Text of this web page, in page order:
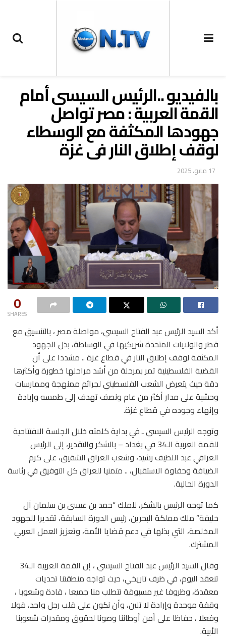
بالفيديو ..الرئيس السيسى أمام
القمة العربية : مصر تواصل
جهودها المكثفة مع الوسطاء
لوقف إطلاق النار فى غزة
17 مايو، 2025
0
SHARES
أكد السيد الرئيس عبد الفتاح السيسي، مواصلة مصر ، بالتنسيق مع
قطر والولايات المتحدة شريكيها في الوساطة، بذل الجهود
المكثفة لوقف إطلاق النار في قطاع غزة .. مشددا على أن
القضية الفلسطينية تمر بمرحلة من أشد مراحلها خطورة وأكثرها
دقة حيث يتعرض الشعب الفلسطيني لجرائم ممنهجة وممارسات
وحشية على مدار أكثر من عام ونصف تهدف إلى طمسه وإبادة
وإنهاء وجوده في قطاع غزة.
وتوجه الرئيس السيسي ـ في بداية كلمته خلال الجلسة الافتتاحية
للقمة العربية الـ34 في بغداد – بالشكر والتقدير، إلى الرئيس
العراقي عبد اللطيف رشيد، وشعب العراق الشقيق، على كرم
الضيافة وحفاوة الاستقبال، .. متمنيا للعراق كل التوفيق في رئاسة
الدورة الحالية.
كما توجه الرئيس بالشكر، للملك “حمد بن عيسى بن سلمان آل
خليفة” ملك مملكة البحرين، رئيس الدورة السابقة، تقديرا للجهود
المخلصة، التي بذلها في دعم قضايا الأمة، وتعزيز العمل العربي
المشترك.
وقال السيد الرئيس عبد الفتاح السيسي ، إن القمة العربية الـ34
تنعقد اليوم، في ظرف تاريخي، حيث تواجه منطقتنا تحديات
معقدة، وظروفا غير مسبوقة تتطلب منا جميعا ، قادة وشعوبا ،
وقفة موحدة وإرادة لا تلين، وأن نكون على قلب رجل واحد، قولا
وفعلا ، حفاظا على أمن أوطاننا وصونا لحقوق ومقدرات شعوبنا
الأبية.